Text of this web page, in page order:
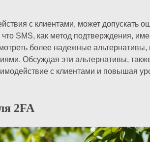
с клиентами, может допускать
SMS, как метод подтверждения,
более надежные альтернативы,
Обсуждая эти альтернативы,
с клиентами и повышая
2FA